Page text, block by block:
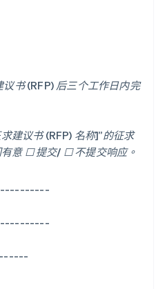
书 (RFP) 后三个工作日内完
建议书 (RFP) 名称]”的征求
意 ☐ 提交/ ☐ 不提交响应。